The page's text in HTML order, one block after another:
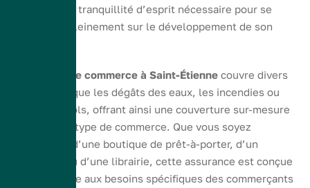
également la tranquillité d’esprit nécessaire pour se
concentrer pleinement sur le développement de son
multirisque commerce à Saint-Étienne couvre divers
risques tels que les dégâts des eaux, les incendies ou
encore les vols, offrant ainsi une couverture sur-mesure
pour chaque type de commerce. Que vous soyez
propriétaire d’une boutique de prêt-à-porter, d’un
restaurant ou d’une librairie, cette assurance est conçue
pour répondre aux besoins spécifiques des commerçants